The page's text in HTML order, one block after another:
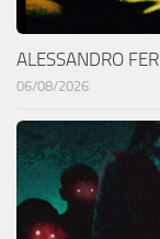
ALESSANDRO
06/08/2026